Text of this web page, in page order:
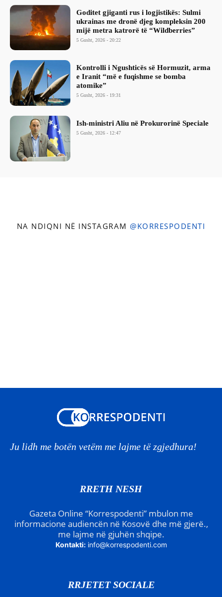
Goditet gjiganti rus i logjistikës: Sulmi
ukrainas me dronë djeg kompleksin 200
mijë metra katrorë të “Wildberries”
5 Gusht, 2026 - 20:22
Kontrolli i Ngushticës së Hormuzit, arma
e Iranit “më e fuqishme se bomba
atomike”
5 Gusht, 2026 - 19:31
Ish-ministri ​Aliu në Prokurorinë Speciale
5 Gusht, 2026 - 12:47
NA NDIQNI NË INSTAGRAM @KORRESPODENTI
Ju lidh me botën vetëm me lajme të zgjedhura!
RRETH NESH
Gazeta Online “Korrespodenti” mbulon me
informacione audiencën në Kosovë dhe më gjerë.,
me lajme në gjuhën shqipe.
Kontakti: info@korrespodenti.com
RRJETET SOCIALE